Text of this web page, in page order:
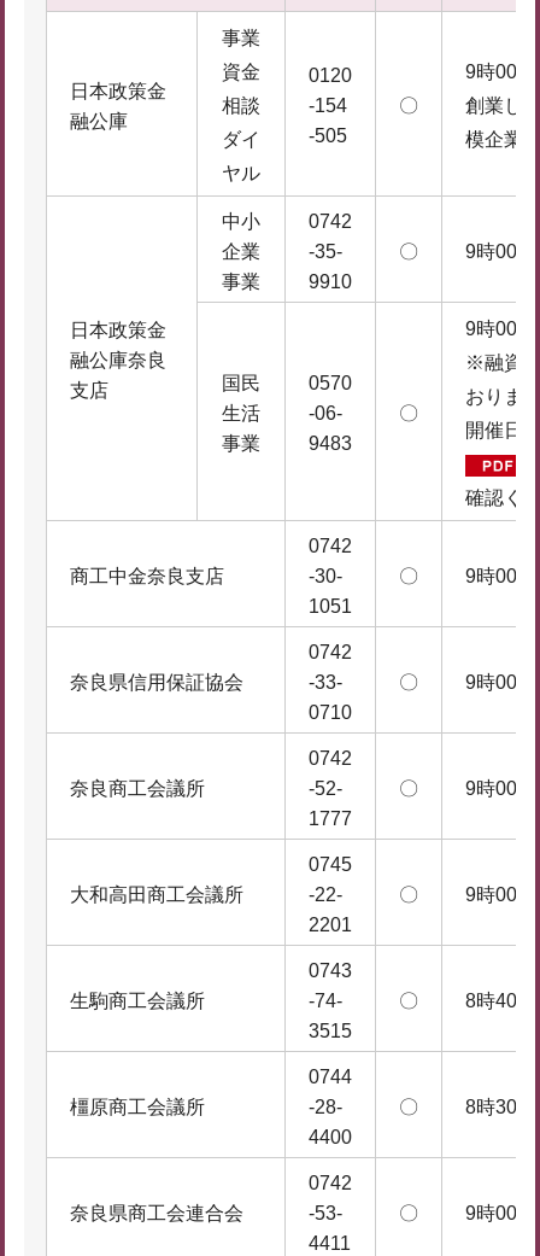
日本政策金
融公庫
事業
資金
相談
ダイ
ヤル
0120
-154
-505
〇
9時00
創業し
模企業
日本政策金
融公庫奈良
支店
中小
企業
事業
0742
-35-
9910
〇 9時00
国民
生活
事業
0570
-06-
9483
〇
9時00
※融資
おりま
開催日
確認く
商工中金奈良支店
0742
-30-
1051
〇 9時00
奈良県信用保証協会
0742
-33-
0710
〇 9時00
奈良商工会議所
0742
-52-
1777
〇 9時00
大和高田商工会議所
0745
-22-
2201
〇 9時00
生駒商工会議所
0743
-74-
3515
〇 8時40
橿原商工会議所
0744
-28-
4400
〇 8時30
奈良県商工会連合会
0742
-53-
4411
〇 9時00